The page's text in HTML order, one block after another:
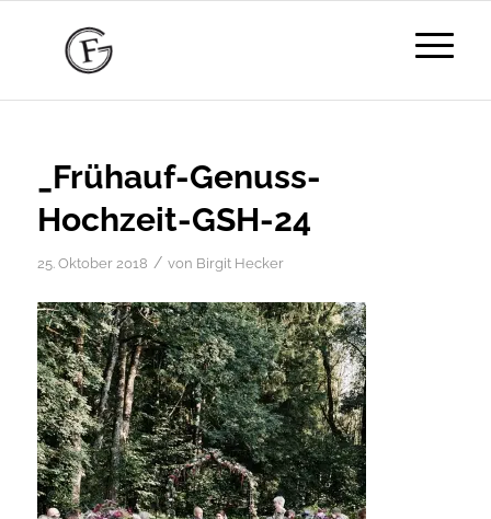
_Frühauf-Genuss-
Hochzeit-GSH-24
25. Oktober 2018 / von Birgit Hecker